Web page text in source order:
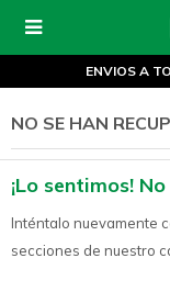

ENVIOS A
NO SE HAN
¡Lo sentimos!
Inténtalo nuevamente
secciones de nuestro